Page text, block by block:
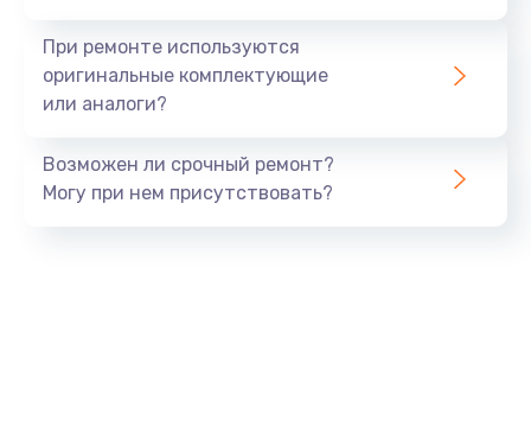
Заказать
1060 руб.
При ремонте используются
оригинальные комплектующие
или аналоги?
Возможен ли срочный ремонт?
Могу при нем присутствовать?